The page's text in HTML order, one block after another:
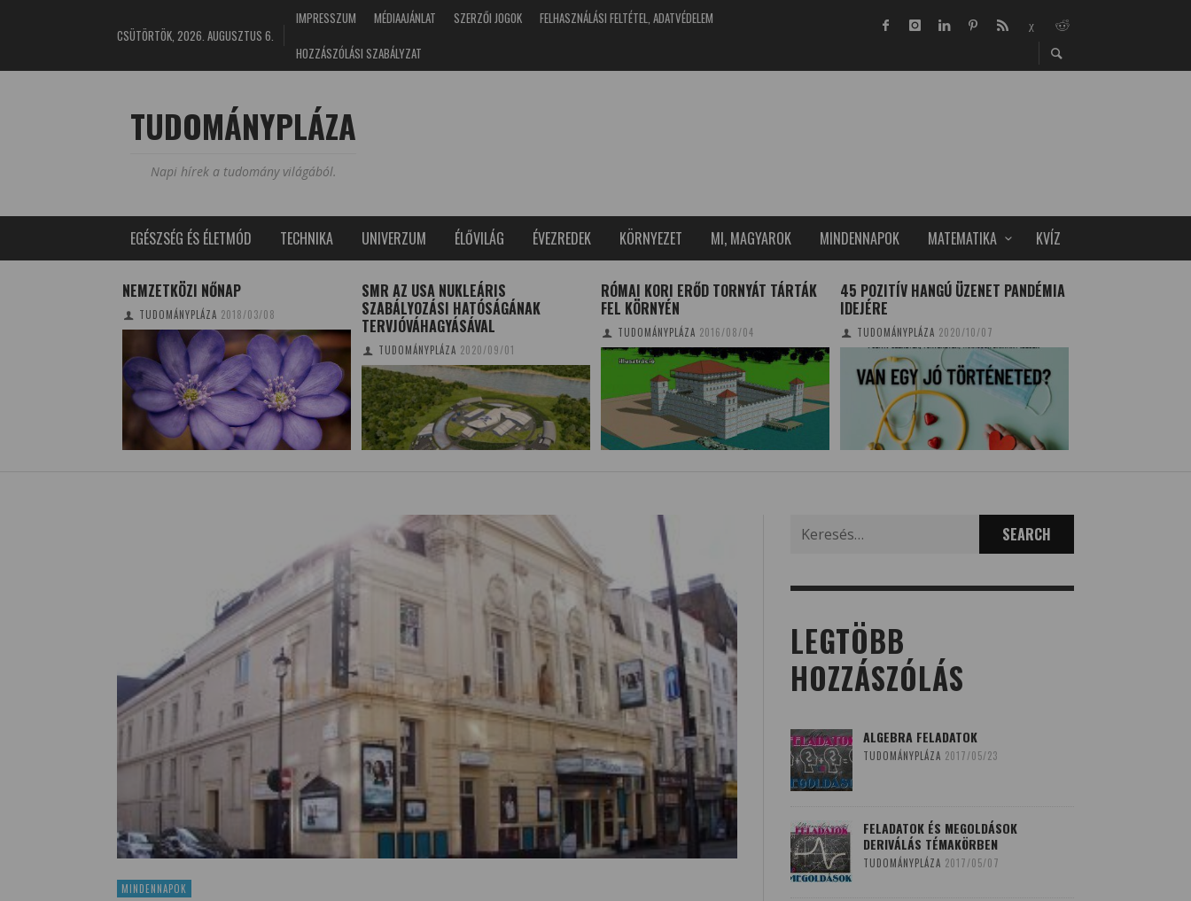
CSÜTÖRTÖK, 2026. AUGUSZTUS 6.
IMPRESSZUM MÉDIAAJÁNLAT SZERZŐI JOGOK
FELHASZNÁLÁSI FELTÉTEL, ADATVÉDELEM
HOZZÁSZÓLÁSI SZABÁLYZAT
TUDOMÁNYPLÁZA
Napi hírek a tudomány világából.
EGÉSZSÉG ÉS ÉLETMÓD TECHNIKA UNIVERZUM ÉLŐVILÁG ÉVEZREDEK KÖRNYEZET MI, MAGYAROK MINDENNAPOK MATEMATIKA KVÍZ
NEMZETKÖZI NŐNAP
TUDOMÁNYPLÁZA 2018/03/08
SMR AZ USA NUKLEÁRIS
SZABÁLYOZÁSI HATÓSÁGÁNAK
TERVJÓVÁHAGYÁSÁVAL
TUDOMÁNYPLÁZA 2020/09/01
RÓMAI KORI ERŐD TORNYÁT TÁRTÁK
FEL KÖRNYÉN
TUDOMÁNYPLÁZA 2016/08/04
45 POZITÍV HANGÚ ÜZENET PANDÉMIA
IDEJÉRE
TUDOMÁNYPLÁZA 2020/10/07
MINDENNAPOK
for:
LEGTÖBB
HOZZÁSZÓLÁS
ALGEBRA FELADATOK
TUDOMÁNYPLÁZA 2017/05/23
FELADATOK ÉS MEGOLDÁSOK
DERIVÁLÁS TÉMAKÖRBEN
TUDOMÁNYPLÁZA 2017/05/07